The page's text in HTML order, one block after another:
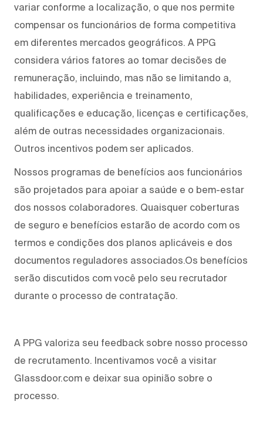
variar conforme a localização, o que nos permite
compensar os funcionários de forma competitiva
em diferentes mercados geográficos. A PPG
considera vários fatores ao tomar decisões de
remuneração, incluindo, mas não se limitando a,
habilidades, experiência e treinamento,
qualificações e educação, licenças e certificações,
além de outras necessidades organizacionais.
Outros incentivos podem ser aplicados.
Nossos programas de benefícios aos funcionários
são projetados para apoiar a saúde e o bem-estar
dos nossos colaboradores. Quaisquer coberturas
de seguro e benefícios estarão de acordo com os
termos e condições dos planos aplicáveis e dos
documentos reguladores associados.Os benefícios
serão discutidos com você pelo seu recrutador
durante o processo de contratação.
A PPG valoriza seu feedback sobre nosso processo
de recrutamento. Incentivamos você a visitar
Glassdoor.com e deixar sua opinião sobre o
processo.